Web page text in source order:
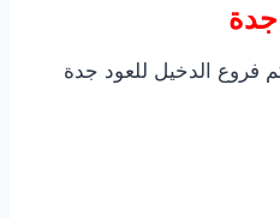
جدة
فروع الدخيل للعود جدة